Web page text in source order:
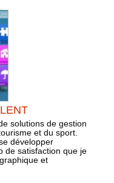
solutions de gestion
et du sport.
développer
de satisfaction que je
et